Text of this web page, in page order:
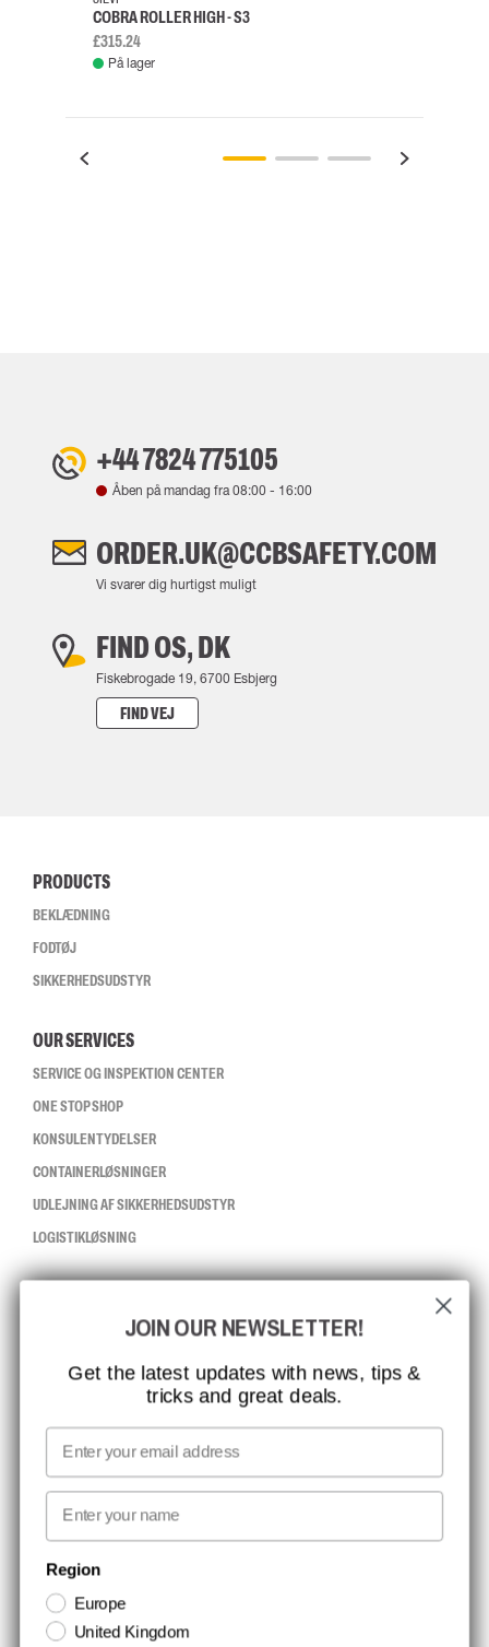
COBRA ROLLER HIGH - S3
£315.24
På lager
+44 7824 775105
Åben på mandag fra08:00 - 16:00
ORDER.UK@CCBSAFETY.COM
Vi svarer dig hurtigst muligt
FIND OS, DK
Fiskebrogade 19, 6700 Esbjerg
FIND VEJ
PRODUCTS
BEKLÆDNING
FODTØJ
SIKKERHEDSUDSTYR
OUR SERVICES
SERVICE OG INSPEKTION CENTER
ONE STOP SHOP
KONSULENTYDELSER
CONTAINERLØSNINGER
UDLEJNING AF SIKKERHEDSUDSTYR
LOGISTIKLØSNING
ISO-CERTIFICERING
GLOBAL RÆKKEVIDDE
MISSION, VISION OG VÆRDIER
KONTAKT
MEDIA
NYHEDSBREV TILMELDING
Hold dig opdateret med gode tilbud og produktnyheder. Din e-mail
opbevares sikkert og du kan til enhver tid
JOIN OUR NEWSLETTER!
Get the latest updates with news, tips &
tricks and great deals.
Email
First name
Region
Europe
United Kingdom